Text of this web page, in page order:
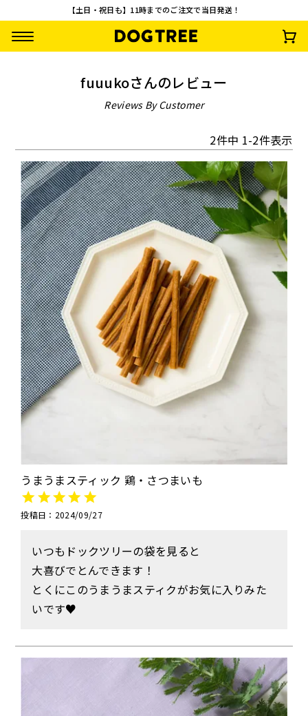
【土日・祝日も】11時までのご注文で当日発送！
【先着100名様限
定】やわらか乳酸菌
スティック3種セッ
ト 無料プレゼント
(税込)
【お一人様1回限
り・送料無料】おや
つお試し10点セッ
ト
¥2,500 (税込)
ターキーアキレス M
約30g
¥1,485 (税込)
さつまいもワッフ
¥792 (税込)
ドッグフード トッピング
ソフトスティック
アキレス・骨・皮・ガム
fuuukoさんのレビュー
Reviews By Customer
2件中 1-2件表示
うまうまスティック 鶏・さつまいも
投稿日 2024/09/27
いつもドックツリーの袋を見ると
大喜びでとんできます！
とくにこのうまうまスティクがお気に入りみた
いです♥️